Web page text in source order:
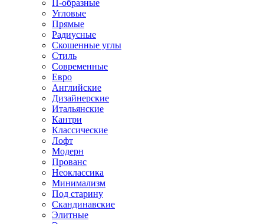
П-образные
Угловые
Прямые
Радиусные
Скошенные углы
Стиль
Современные
Евро
Английские
Дизайнерские
Итальянские
Кантри
Классические
Лофт
Модерн
Прованс
Неоклассика
Минимализм
Под старину
Скандинавские
Элитные